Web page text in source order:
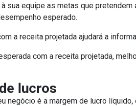
sua equipe as metas que
esperado.
a receita projetada ajudará a
com a receita projetada,
lucros
negócio é a margem de lucro